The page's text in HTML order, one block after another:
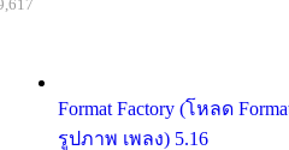
Format Factory (โหลด
รูปภาพ เพลง) 5.16